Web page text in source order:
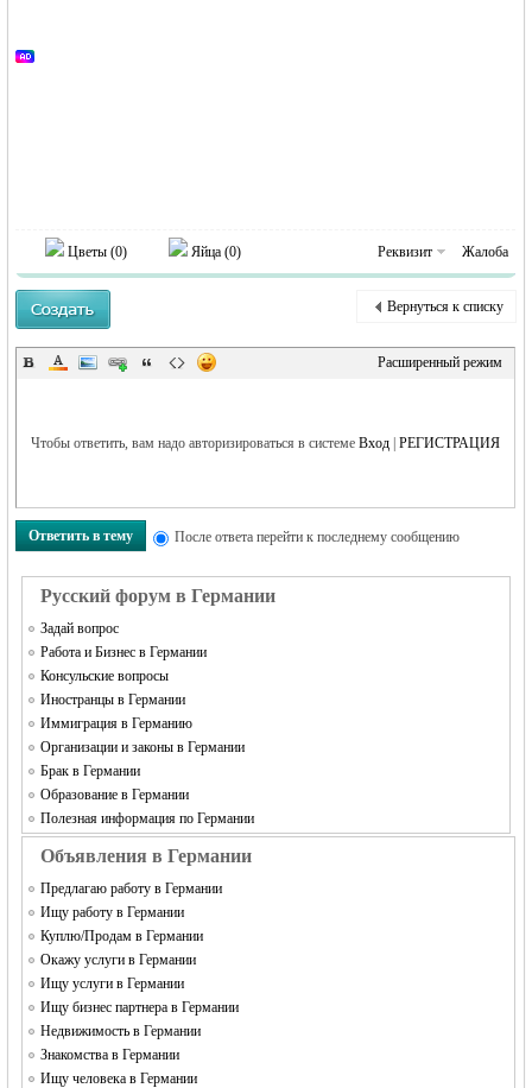
MEINLAND.
Цветы (0) Яйца (0) Реквизит Жалоба
Вернуться к списку
Расширенный режим
Чтобы ответить, вам надо авторизироваться в системеВход |РЕГИСТРАЦИЯ
Ответить в тему После ответа перейти к последнему сообщению
Русский форум в Германии
Задай вопрос
Работа и Бизнес в Германии
Консульские вопросы
Иностранцы в Германии
Иммиграция в Германию
Организации и законы в Германии
Брак в Германии
Образование в Германии
Полезная информация по Германии
Объявления в Германии
Предлагаю работу в Германии
Ищу работу в Германии
Куплю/Продам в Германии
Окажу услуги в Германии
Ищу услуги в Германии
Ищу бизнес партнера в Германии
Недвижимость в Германии
Знакомства в Германии
Ищу человека в Германии